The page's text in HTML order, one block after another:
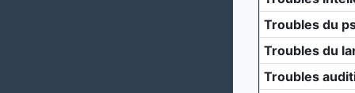
Troubles du
Troubles du
Troubles